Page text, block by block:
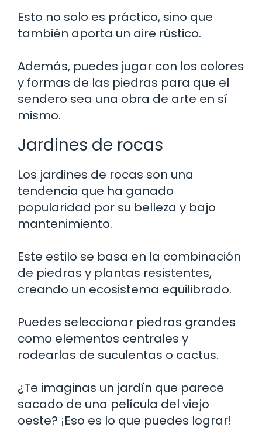
Esto no solo es práctico, sino que
también aporta un aire rústico.
Además, puedes jugar con los colores
y formas de las piedras para que el
sendero sea una obra de arte en sí
mismo.
Jardines de rocas
Los jardines de rocas son una
tendencia que ha ganado
popularidad por su belleza y bajo
mantenimiento.
Este estilo se basa en la combinación
de piedras y plantas resistentes,
creando un ecosistema equilibrado.
Puedes seleccionar piedras grandes
como elementos centrales y
rodearlas de suculentas o cactus.
¿Te imaginas un jardín que parece
sacado de una película del viejo
oeste? ¡Eso es lo que puedes lograr!